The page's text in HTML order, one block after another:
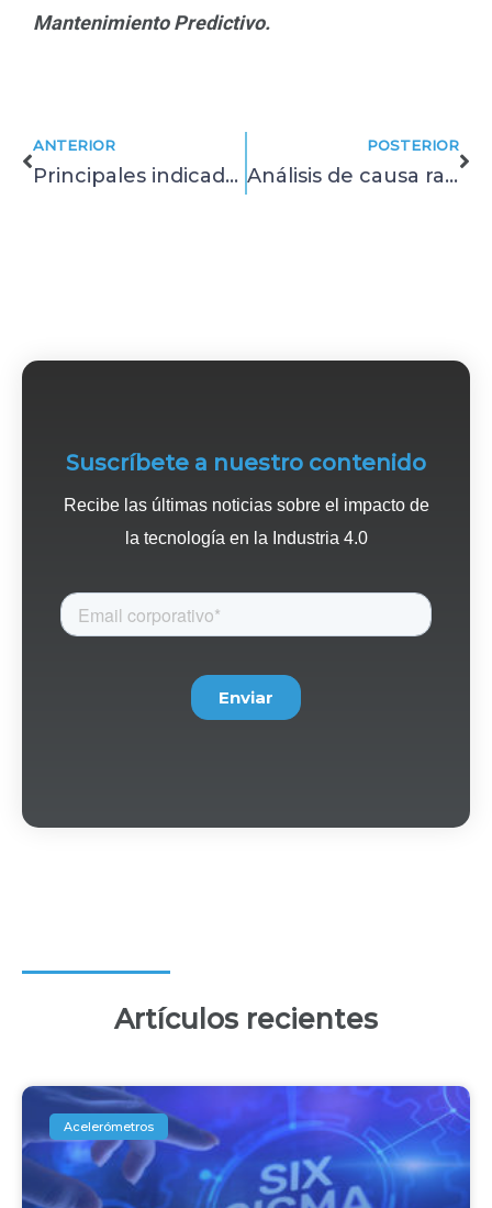
Mantenimiento Predictivo.
ANTERIOR
Principales indicadores para una gestión eficiente del mantenimiento
POSTERIOR
Análisis de causa raíz: qué son los 5 porqués y cómo aplicarlos
Suscríbete a nuestro contenido
Recibe las últimas noticias sobre el impacto de
la tecnología en la Industria 4.0
Artículos recientes
Acelerómetros